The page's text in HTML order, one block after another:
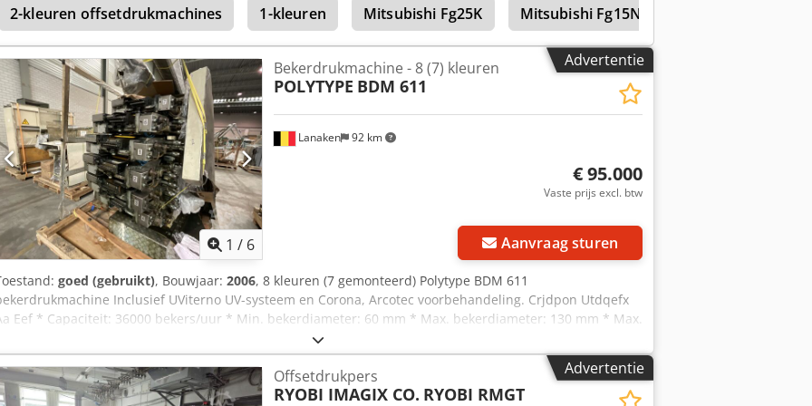
formaat: 720 × 1.020 mm Machinetype: Vellenoffsetdrukpers Machinevariant: 8-kleuren perfector
(Wendepers)
2-kleuren offsetdrukmachines
1-kleuren Mitsubishi Fg25K Mitsubishi Fg15N
Advertentie
1 / 6
Lanaken 92 km
Bekerdrukmachine - 8 (7) kleuren
POLYTYPE BDM 611
€ 95.000
Vaste prijs excl. btw
Aanvraag sturen
goed (gebruikt), Bouwjaar: 2006, 8 kleuren (7 gemonteerd) Polytype BDM 611
Inclusief UViterno UV-systeem en Corona, Arcotec voorbehandeling. Crjdpon Utdqefx
Eef * Capaciteit: 36000 bekers/uur * Min. bekerdiameter: 60 mm * Max. bekerdiameter: 130 mm * Max.
bekerhoogte: 160 mm Deze bekerdrukmachine is reeds gedemonteerd en gereed voor transport (Locatie:
Nederland)
Advertentie
Offsetdrukpers
RYOBI IMAGIX CO. RYOBI RMGT